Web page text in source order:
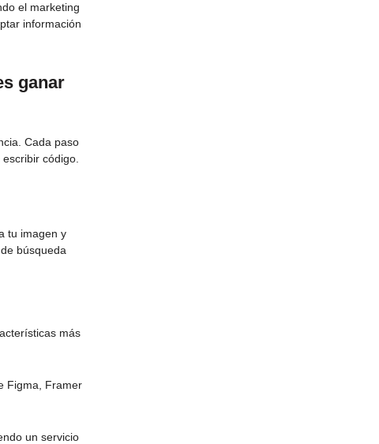
el marketing
información
ganar
Cada paso
código.
tu imagen y
búsqueda
más
Figma, Framer
un servicio